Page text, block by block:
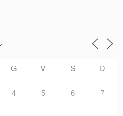
G V S D
4 5 6 7